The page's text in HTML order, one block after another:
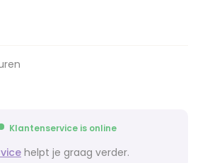
Klantenservice is online
helpt je graag verder.